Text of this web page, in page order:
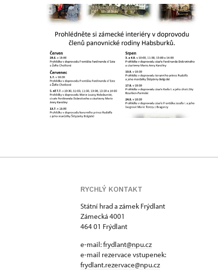
RYCHLÝ KONTAKT
Státní hrad a zámek Frýdlant
Zámecká 4001
464 01 Frýdlant
e-mail:frydlant@npu.cz
e-mail rezervace vstupenek:
frydlant.rezervace@npu.cz